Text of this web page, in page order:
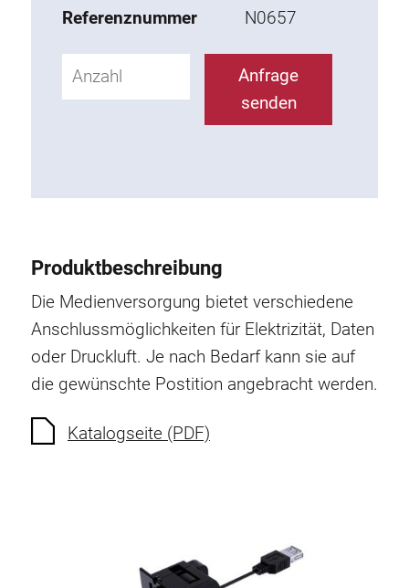
Egänzende Elemente
ESD Zubehör
Materialwagen
KLINK
Unterschrank
Steckdosenleisten
Leuchte
Referenznummer N0657
Anfrage
senden
Produktbeschreibung
Die Medienversorgung bietet verschiedene
Anschlussmöglichkeiten für Elektrizität, Daten
oder Druckluft. Je nach Bedarf kann sie auf
die gewünschte Postition angebracht werden.
Katalogseite (PDF)